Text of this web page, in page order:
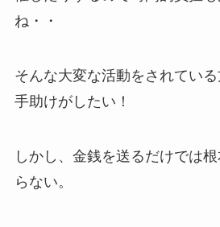
ね・・
そんな大変な活動をされてい
手助けがしたい！
しかし、金銭を送るだけでは
らない。